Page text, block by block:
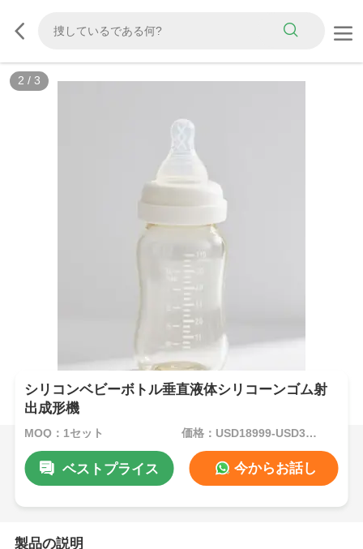
2 / 3
シリコンベビーボトル垂直液体シリコーンゴム射
出成形機
MOQ：1セット 価格：USD18999-USD34999per set
ベストプライス 今からお話し
製品の説明